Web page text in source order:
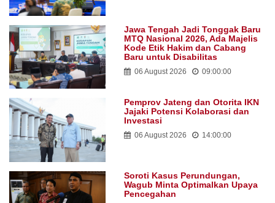
Jawa Tengah Jadi Tonggak Baru
MTQ Nasional 2026, Ada Majelis
Kode Etik Hakim dan Cabang
Baru untuk Disabilitas
06 August 2026 09:00:00
Pemprov Jateng dan Otorita IKN
Jajaki Potensi Kolaborasi dan
Investasi
06 August 2026 14:00:00
Soroti Kasus Perundungan,
Wagub Minta Optimalkan Upaya
Pencegahan